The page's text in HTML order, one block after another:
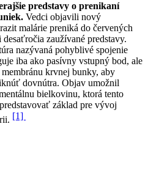
predstavy o prenikaní
Vedci objavili nový
malárie preniká do červených
zaužívané predstavy.
nazývaná pohyblivé spojenie
iba ako pasívny vstupný bod, ale
krvnej bunky, aby
dovnútra. Objav umožnil
bielkovinu, ktorá tento
základ pre vývoj
[1]